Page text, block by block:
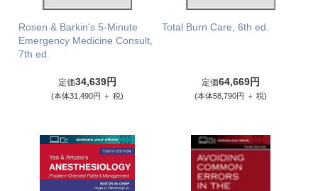
Rosen & Barkin's 5-Minute
Emergency Medicine Consult,
7th ed.
定価34,639円
(本体31,490円 ＋ 税)
Total Burn Care, 6th ed.
定価64,669円
(本体58,790円 ＋ 税)